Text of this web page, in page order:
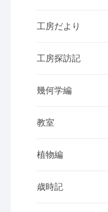
工房だより
工房探訪記
幾何学編
教室
植物編
歳時記